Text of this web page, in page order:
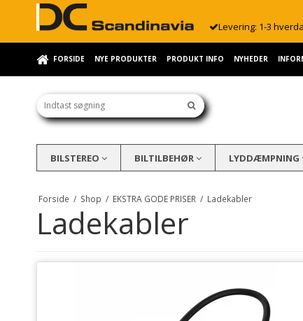
Levering: 1-3
FORSIDE NYE PRODUKTER PRODUKT INFO NYHEDER
BILSTEREO BILTILBEHØR LYDDÆMPNING
Forside / Shop / EKSTRA GODE PRISER / Ladekabler
Ladekabler